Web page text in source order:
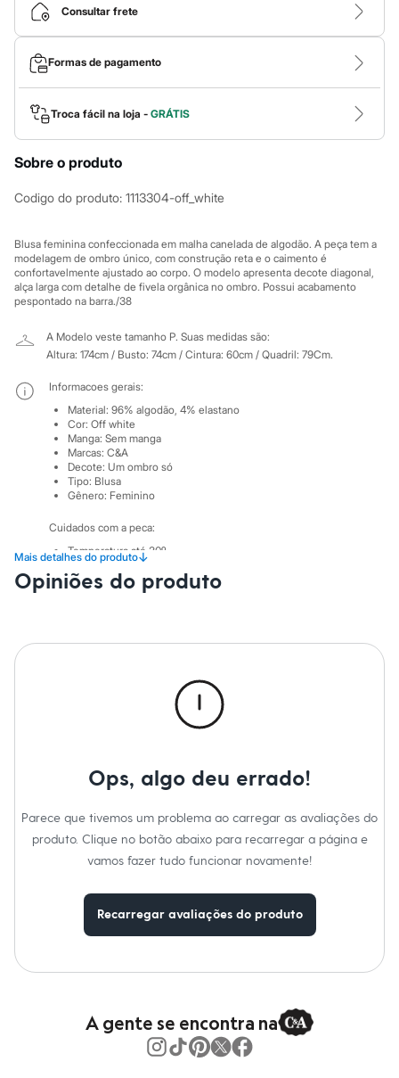
Shorts e Bermudas
Vestidos
Acessórios
Bolsas
Bonés e Chapéus
Bijoux
Cintos
Óculos
Relógios
Calçados
Botas
Chinelos
Rasteirinhas
Sapatilhas
Tênis
Marcas
City
Clock House
Sawary
Yessica
Moda esportiva
Acessórios
Blusas
Calçados
Leggings
Shorts e Bermudas
Moda íntima
Calcinhas
Meias
Sutiãs e Tops
Moda praia
Biquínis
Plus size
Dia dos Pais
Inverno
Novidades
Camisetas e Regatas
Casacos e Jaquetas
Jeans
Polos
Chapéus e Bonés
Consultar frete
Formas de pagamento
Troca fácil na loja - GRÁTIS
Sobre o produto
Codigo do produto: 1113304-off_white
Blusa feminina confeccionada em malha canelada de algodão. A peça tem a
modelagem de ombro único, com construção reta e o caimento é
confortavelmente ajustado ao corpo. O modelo apresenta decote diagonal,
alça larga com detalhe de fivela orgânica no ombro. Possui acabamento
pespontado na barra./38
A Modelo veste tamanho P. Suas medidas são:
Altura: 174cm / Busto: 74cm / Cintura: 60cm / Quadril: 79Cm.
Mais detalhes do produto↓
Informacoes gerais:
Material: 96% algodão, 4% elastano
Cor: Off white
Manga: Sem manga
Marcas: C&A
Decote: Um ombro só
Tipo: Blusa
Gênero: Feminino
Cuidados com a peca:
Temperatura até 30º.
Não alvejar.
Não secar em secadora.
Secar na vertical.
Opiniões do produto
Ops, algo deu errado!
Parece que tivemos um problema ao carregar as avaliações do
produto. Clique no botão abaixo para recarregar a página e
vamos fazer tudo funcionar novamente!
Recarregar avaliações do produto
A gente se encontra na